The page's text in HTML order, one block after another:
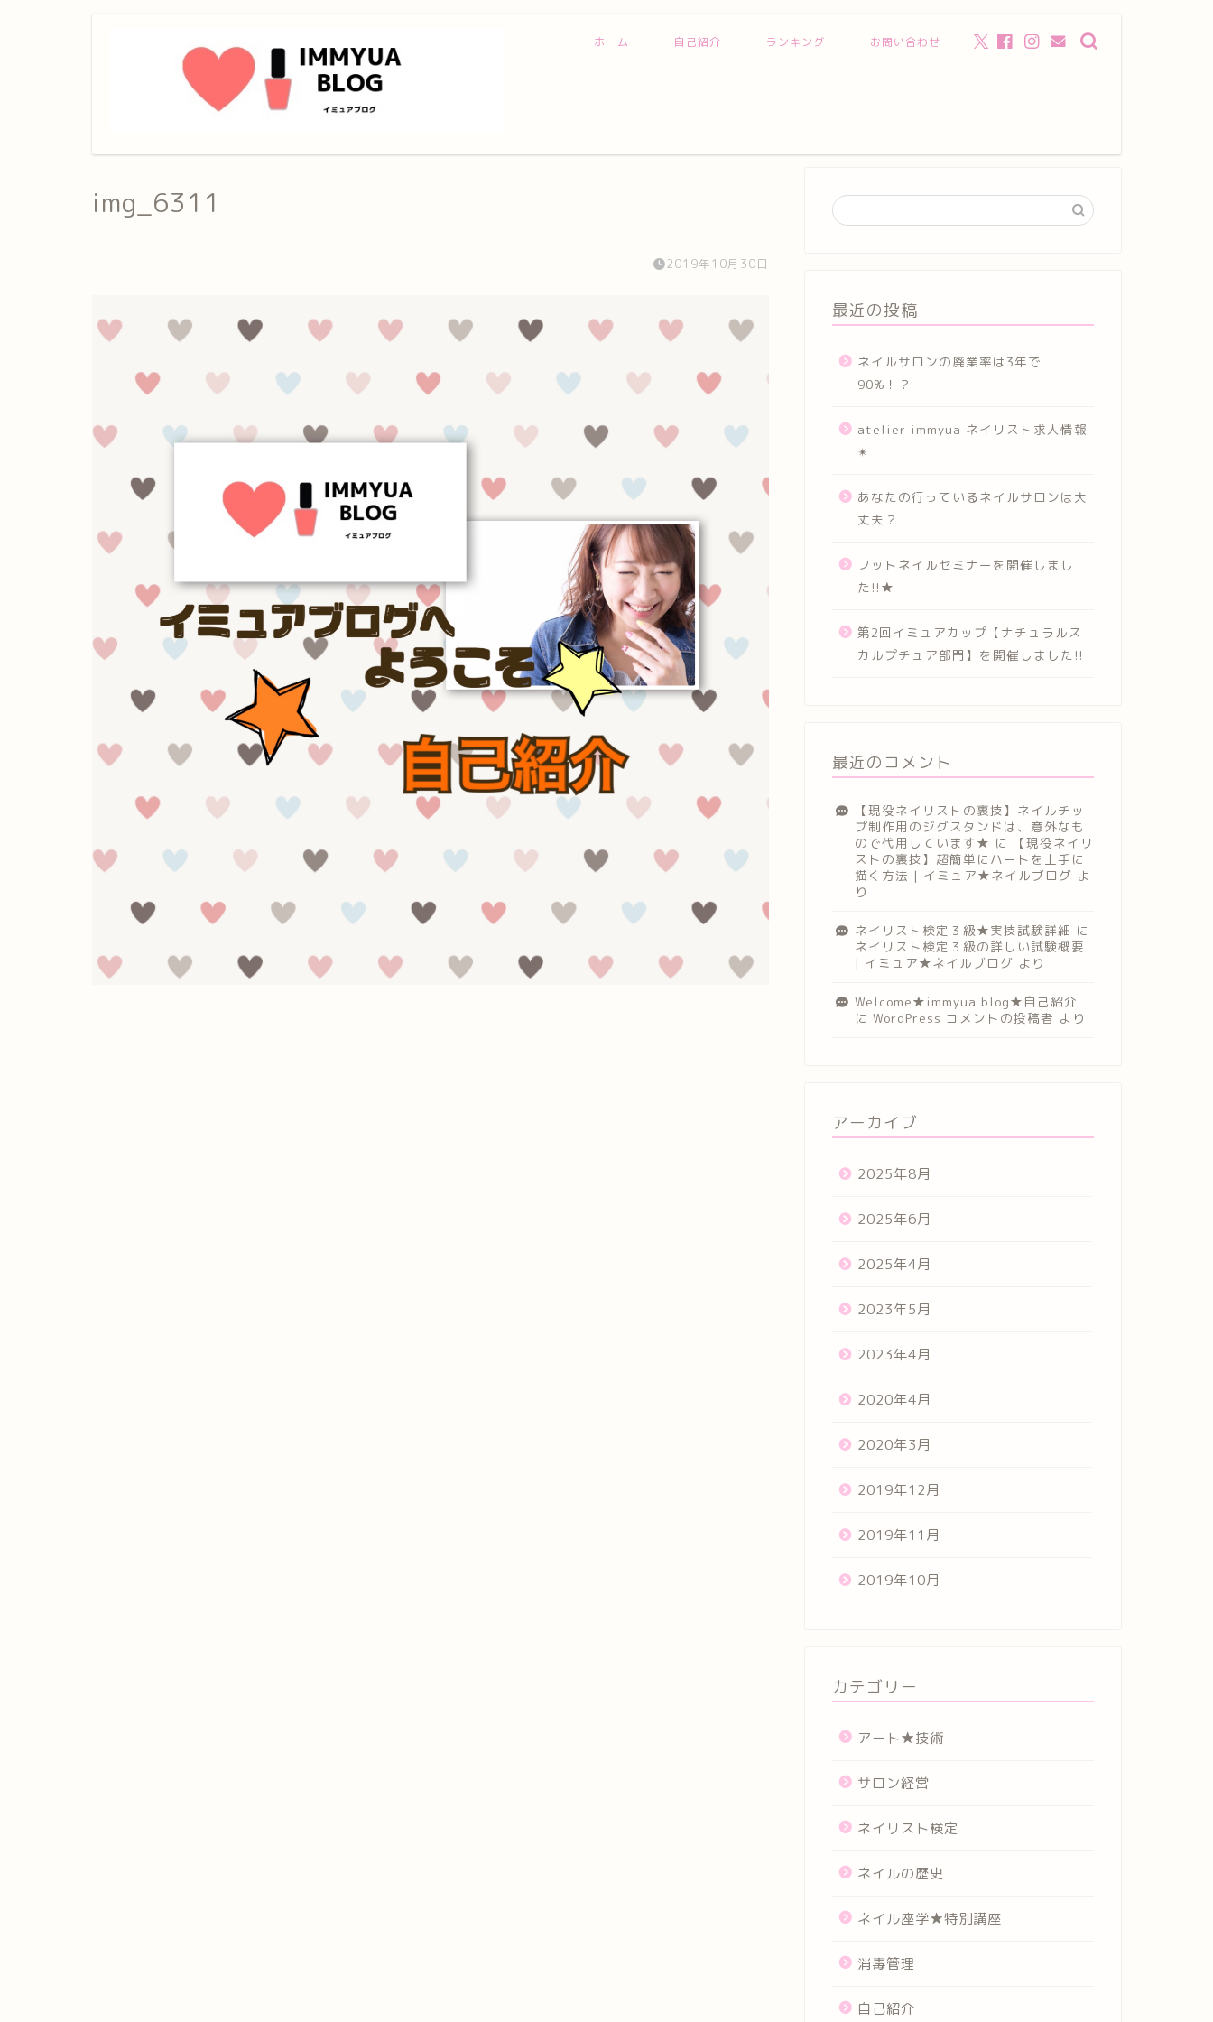
ホーム 自己紹介 ランキング お問い合わせ
img_6311
2019年10月30日
最近の投稿
ネイルサロンの廃業率は3年で
90%！？
atelier immyua ネイリスト求人情報
✴︎
あなたの行っているネイルサロンは大
丈夫？
フットネイルセミナーを開催しまし
た!!★
第2回イミュアカップ【ナチュラルス
カルプチュア部門】を開催しました!!
最近のコメント
【現役ネイリストの裏技】ネイルチッ
プ制作用のジグスタンドは、意外なも
ので代用しています★ に
【現役ネイリ
ストの裏技】超簡単にハートを上手に
描く方法 | イミュア★ネイルブログ よ
り
ネイリスト検定３級★実技試験詳細 に
ネイリスト検定３級の詳しい試験概要
| イミュア★ネイルブログ より
Welcome★immyua blog★自己紹介
に WordPress コメントの投稿者 より
アーカイブ
2025年8月
2025年6月
2025年4月
2023年5月
2023年4月
2020年4月
2020年3月
2019年12月
2019年11月
2019年10月
カテゴリー
アート★技術
サロン経営
ネイリスト検定
ネイルの歴史
ネイル座学★特別講座
消毒管理
自己紹介